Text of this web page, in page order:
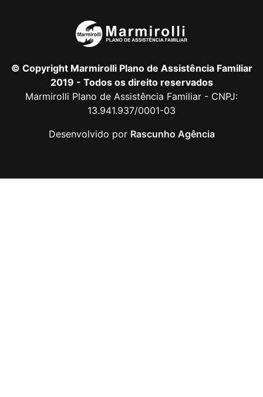
© Copyright Marmirolli Plano de Assistência Familiar
2019 - Todos os direito reservados
Marmirolli Plano de Assistência Familiar - CNPJ:
13.941.937/0001-03
Desenvolvido por Rascunho Agência